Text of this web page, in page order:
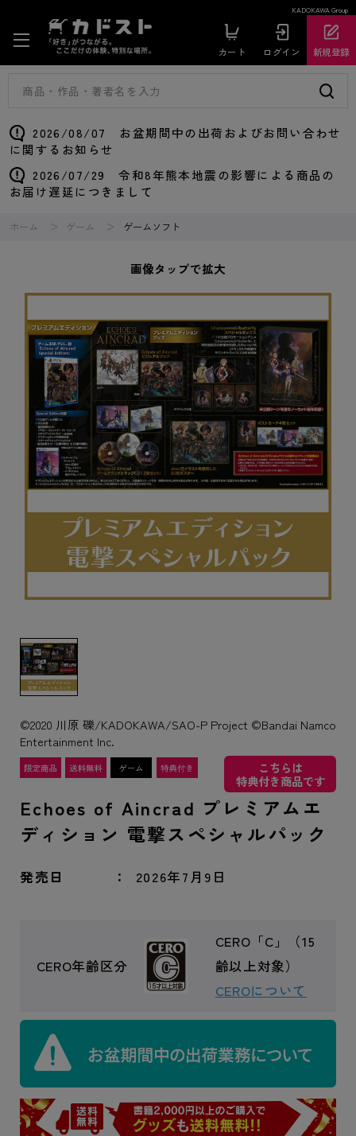
KADOKAWA Group
カート ログイン 新規登録
2026/08/07 お盆期間中の出荷およびお問い合わせ
に関するお知らせ
2026/07/29 令和8年熊本地震の影響による商品の
お届け遅延につきまして
ホーム ゲーム ゲームソフト
画像タップで拡大
©2020 川原 礫/KADOKAWA/SAO-P Project ©Bandai Namco
Entertainment Inc.
こちらは
特典付き商品です
Echoes of Aincrad プレミアムエ
ディション 電撃スペシャルパック
発売日 2026年7月9日
CERO年齢区分
CERO「C」（15
齢以上対象）
CEROについて